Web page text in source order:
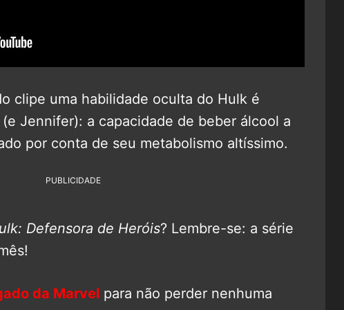
clipe uma habilidade oculta do Hulk é
Jennifer): a capacidade de beber álcool a
por conta de seu metabolismo altíssimo.
PUBLICIDADE
Defensora de Heróis? Lembre-se: a série
da Marvel para não perder nenhuma